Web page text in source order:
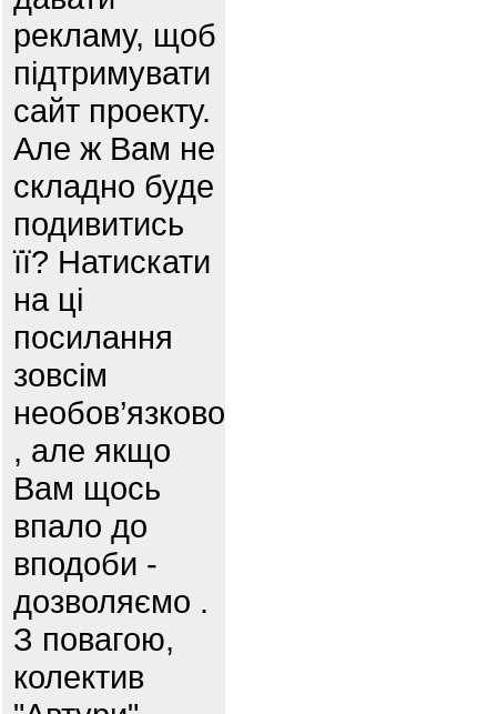
рекламу, щоб
підтримувати
сайт проекту.
Але ж Вам не
складно буде
подивитись
її? Натискати
на ці
посилання
зовсім
необов’язково
, але якщо
Вам щось
впало до
вподоби -
дозволяємо .
З повагою,
колектив